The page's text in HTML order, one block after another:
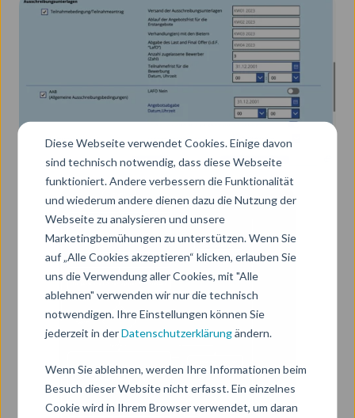
Diese Webseite verwendet Cookies. Einige davon
sind technisch notwendig, dass diese Webseite
funktioniert. Andere verbessern die Funktionalität
und wiederum andere dienen dazu die Nutzung der
Webseite zu analysieren und unsere
Marketingbemühungen zu unterstützen. Wenn Sie
auf „Alle Cookies akzeptieren“ klicken, erlauben Sie
uns die Verwendung aller Cookies, mit "Alle
ablehnen" verwenden wir nur die technisch
notwendigen. Ihre Einstellungen können Sie
jederzeit in derDatenschutzerklärungändern.
Wenn Sie ablehnen, werden Ihre Informationen beim
Besuch dieser Website nicht erfasst. Ein einzelnes
Cookie wird in Ihrem Browser verwendet, um daran